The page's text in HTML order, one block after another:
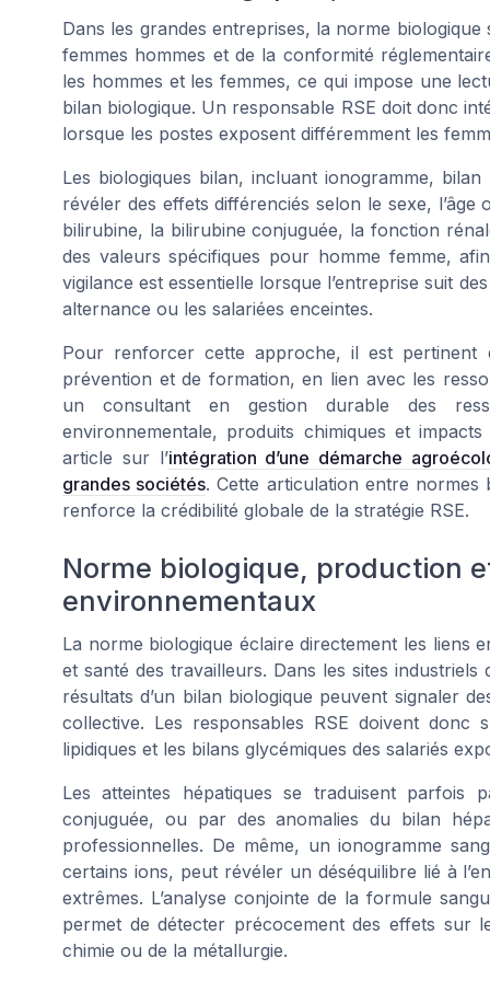
Dans les grandes entreprises, la norme biologique
femmes hommes et de la conformité
les hommes et les femmes, ce qui impose une
bilan biologique. Un responsable RSE doit donc
lorsque les postes exposent différemment les
Les biologiques bilan, incluant ionogramme,
révéler des effets différenciés selon le sexe,
bilirubine, la bilirubine conjuguée, la fonction
des valeurs spécifiques pour homme femme,
vigilance est essentielle lorsque l’entreprise suit
alternance ou les salariées enceintes.
Pour renforcer cette approche, il est pertinent
prévention et de formation, en lien avec les
un consultant en gestion durable des
environnementale, produits chimiques et
article sur l’intégration d’une démarche
grandes sociétés. Cette articulation entre normes
renforce la crédibilité globale de la stratégie RSE.
Norme biologique, production
environnementaux
La norme biologique éclaire directement les liens
et santé des travailleurs. Dans les sites
résultats d’un bilan biologique peuvent signaler
collective. Les responsables RSE doivent donc
lipidiques et les bilans glycémiques des salariés
Les atteintes hépatiques se traduisent
conjuguée, ou par des anomalies du bilan
professionnelles. De même, un ionogramme
certains ions, peut révéler un déséquilibre lié à
extrêmes. L’analyse conjointe de la formule
permet de détecter précocement des effets sur
chimie ou de la métallurgie.